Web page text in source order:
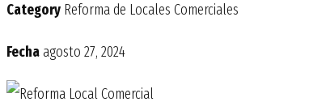
Category Reforma de Locales Comerciales
Fecha agosto 27, 2024